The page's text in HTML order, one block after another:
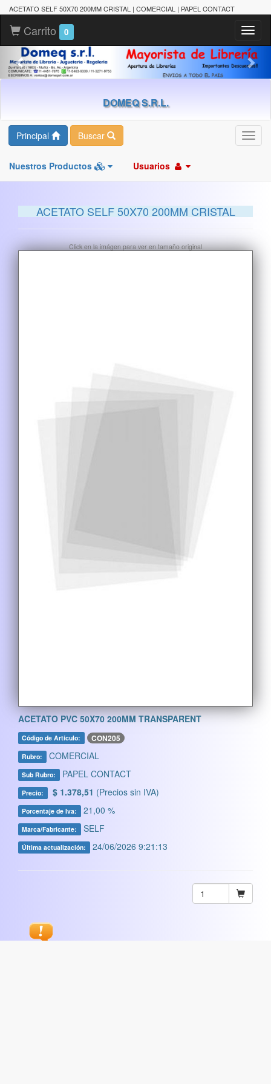
ACETATO SELF 50X70 200MM CRISTAL | COMERCIAL | PAPEL CONTACT
Carrito 0
DOMEQ S.R.L.
Principal Buscar
Nuestros Productos Usuarios
ACETATO SELF 50X70 200MM CRISTAL
Click en la imágen para ver en tamaño original
ACETATO PVC 50X70 200MM TRANSPARENT
Código de Artículo: CON205
Rubro: COMERCIAL
Sub Rubro: PAPEL CONTACT
Precio: $ 1.378,51 (Precios sin IVA)
Porcentaje de Iva: 21,00 %
Marca/Fabricante: SELF
Última actualización: 24/06/2026 9:21:13